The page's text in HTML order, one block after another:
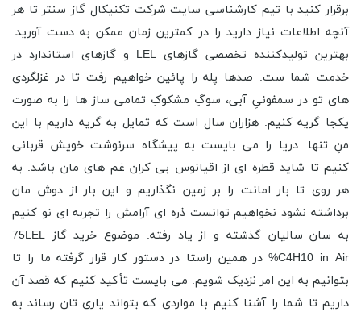
برقرار کنید با تیم کارشناسی سایت شرکت تکنیکال گاز سنتر تا هر
آنچه اطلاعات نیاز دارید را در کمترین زمان ممکن به دست آورید.
بهترین تولیدکننده تخصصی گازهای LEL و گازهای استاندارد در
خدمت شما ست. صدها پله را پائین خواهیم رفت تا در غزلگردی
های تو در سمفونیِ آبی، سوگِ مشکوکِ تمامی ساز ها را به صورت
یکجا گریه کنیم. هزاران سال است که تمایل به گریه داریم با این
منِ تنها. دریا را می بایست به پیشگاه سرنوشت خویش قربانی
کنیم تا شاید قطره ای از اقیانوس بی کران غم های مان باشد. به
هر روی تا بار امانت را بر زمین نگذاریم و این بار از دوش مان
برداشته نشود نخواهیم توانست ذره ای آرامش را تجربه ای نو کنیم
به سان سالیان گذشته و از یاد رفته. موضوع خرید گاز 75LEL
C4H10 in Air% در همین راستا در دستور کار قرار گرفته ما را تا
بتوانیم به این امر نزدیک شویم. می بایست تأکید کنیم که قصد آن
داریم تا شما را آشنا کنیم با مواردی که بتواند یاری تان رساند به